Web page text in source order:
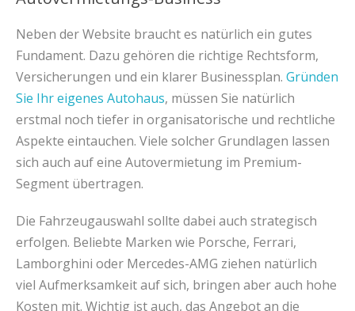
Neben der Website braucht es natürlich ein gutes
Fundament. Dazu gehören die richtige Rechtsform,
Versicherungen und ein klarer Businessplan. Gründen
Sie Ihr eigenes Autohaus, müssen Sie natürlich
erstmal noch tiefer in organisatorische und rechtliche
Aspekte eintauchen. Viele solcher Grundlagen lassen
sich auch auf eine Autovermietung im Premium-
Segment übertragen.
Die Fahrzeugauswahl sollte dabei auch strategisch
erfolgen. Beliebte Marken wie Porsche, Ferrari,
Lamborghini oder Mercedes-AMG ziehen natürlich
viel Aufmerksamkeit auf sich, bringen aber auch hohe
Kosten mit. Wichtig ist auch, das Angebot an die